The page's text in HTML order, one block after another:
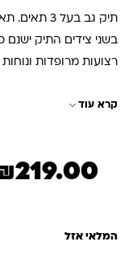
תיק גב בעל 3 תאים. תא 1 גדול ו-2 תאים בקדמת ילקוט
בשני צידים התיק ישנם
רצועות מרופדות
קרא עוד
המחיר המקורי היה:
219.00
המחיר הנוכחי הוא: ₪219.00.
המלאי אזל